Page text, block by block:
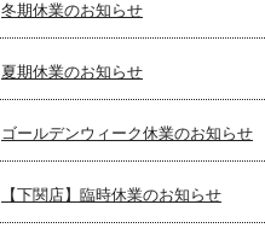
冬期休業のお知らせ
夏期休業のお知らせ
ゴールデンウィーク休業のお知らせ
【下関店】臨時休業のお知らせ